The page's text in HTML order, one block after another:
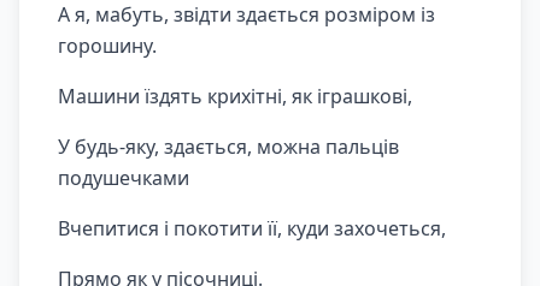
А я, мабуть, звідти здається розміром із
горошину.
Машини їздять крихітні, як іграшкові,
У будь-яку, здається, можна пальців
подушечками
Вчепитися і покотити її, куди захочеться,
Прямо як у пісочниці.